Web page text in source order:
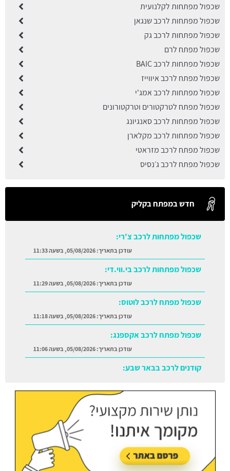
שכפול מפתחות לקלנועית
שכפול מפתחות לרכב שנגאן
שכפול מפתחות לרכב גק
שכפול מפתח לרם
שכפול מפתחות לרכב BAIC
שכפול מפתח לרכב איווייז
שכפול מפתחות לרכב אמג'י
שכפול מפתח לטרקטורים וטרקטורונים
שכפול מפתחות לרכב סאנגיונג
שכפול מפתחות לרכב מקלארן
שכפול מפתח לרכב מזראטי
שכפול מפתח לרכב ג׳נסיס
חדש במפתח בקליק
שכפול מפתחות לרכב צ'רי:
עודכן בתאריך:05/08/2026, בשעה 11:33
שכפול מפתחות לרכב בי.ווי.די:
עודכן בתאריך:05/08/2026, בשעה 11:29
שכפול מפתח לרכב לוטוס:
עודכן בתאריך:05/08/2026, בשעה 11:18
שכפול מפתח לרכב אקספנג:
עודכן בתאריך:05/08/2026, בשעה 11:06
קודנים לרכב בבאר שבע: